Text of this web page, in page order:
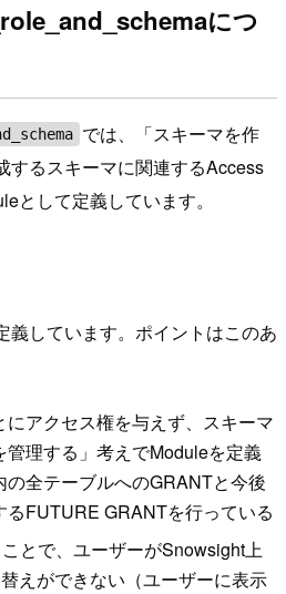
につ
では、「スキーマを作
するスキーマに関連するAccess
として定義しています。
義しています。ポイントはこのあ
アクセス権を与えず、スキーマ
管理する」考えでModuleを定義
の全テーブルへのGRANTと今後
FUTURE GRANTを行っている
とで、ユーザーがSnowsight上
えができない（ユーザーに表示